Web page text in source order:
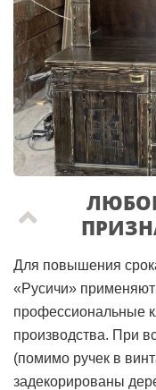
Для повышения
«Русичи»
профессиональные
производства. При
(помимо ручек в
задекорированы